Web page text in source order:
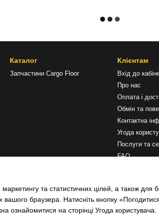
Каталог
Запчастини Cargo Floor
Клієнтам
Вхід до
Про нас
Оплата і
Обмін та
Контактна
Угода
Послуги та
FAQ
та статистичних цілей, а також для
браузера. Натисніть кнопку
ознайомитися на сторінці Угода користувача